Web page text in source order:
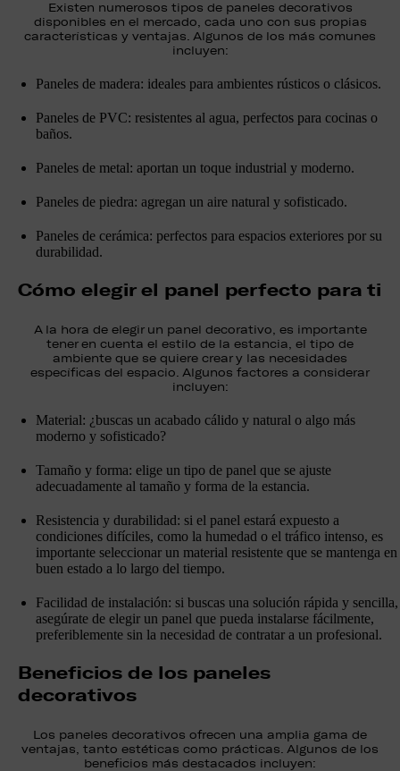
Existen numerosos tipos de paneles decorativos
disponibles en el mercado, cada uno con sus propias
características y ventajas. Algunos de los más comunes
incluyen:
Paneles de madera: ideales para ambientes rústicos o clásicos.
Paneles de PVC: resistentes al agua, perfectos para cocinas o
baños.
Paneles de metal: aportan un toque industrial y moderno.
Paneles de piedra: agregan un aire natural y sofisticado.
Paneles de cerámica: perfectos para espacios exteriores por su
durabilidad.
Cómo elegir el panel perfecto para ti
A la hora de elegir un panel decorativo, es importante
tener en cuenta el estilo de la estancia, el tipo de
ambiente que se quiere crear y las necesidades
específicas del espacio. Algunos factores a considerar
incluyen:
Material: ¿buscas un acabado cálido y natural o algo más
moderno y sofisticado?
Tamaño y forma: elige un tipo de panel que se ajuste
adecuadamente al tamaño y forma de la estancia.
Resistencia y durabilidad: si el panel estará expuesto a
condiciones difíciles, como la humedad o el tráfico intenso, es
importante seleccionar un material resistente que se mantenga en
buen estado a lo largo del tiempo.
Facilidad de instalación: si buscas una solución rápida y sencilla,
asegúrate de elegir un panel que pueda instalarse fácilmente,
preferiblemente sin la necesidad de contratar a un profesional.
Beneficios de los paneles
decorativos
Los paneles decorativos ofrecen una amplia gama de
ventajas, tanto estéticas como prácticas. Algunos de los
beneficios más destacados incluyen: